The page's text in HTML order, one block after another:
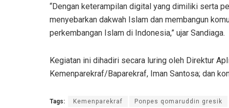
“Dengan keterampilan digital yang dimiliki serta
menyebarkan dakwah Islam dan membangun
perkembangan Islam di Indonesia,” ujar Sandiaga.
Kegiatan ini dihadiri secara luring oleh Direktur
Kemenparekraf/Baparekraf, Iman Santosa; dan
Tags: Kemenparekraf Ponpes qomaruddin gresik